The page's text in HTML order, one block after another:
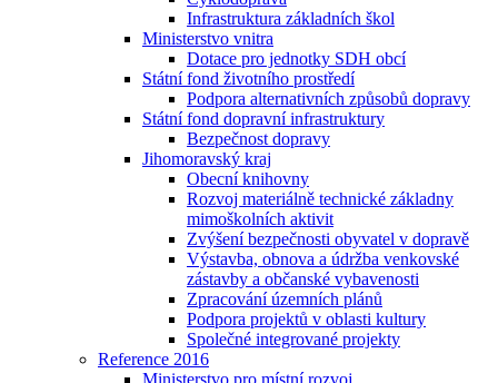
Infrastruktura základních škol
Ministerstvo vnitra
Dotace pro jednotky SDH obcí
Státní fond životního prostředí
Podpora alternativních způsobů dopravy
Státní fond dopravní infrastruktury
Bezpečnost dopravy
Jihomoravský kraj
Obecní knihovny
Rozvoj materiálně technické základny
mimoškolních aktivit
Zvýšení bezpečnosti obyvatel v dopravě
Výstavba, obnova a údržba venkovské
zástavby a občanské vybavenosti
Zpracování územních plánů
Podpora projektů v oblasti kultury
Společné integrované projekty
Reference 2016
Ministerstvo pro místní rozvoj